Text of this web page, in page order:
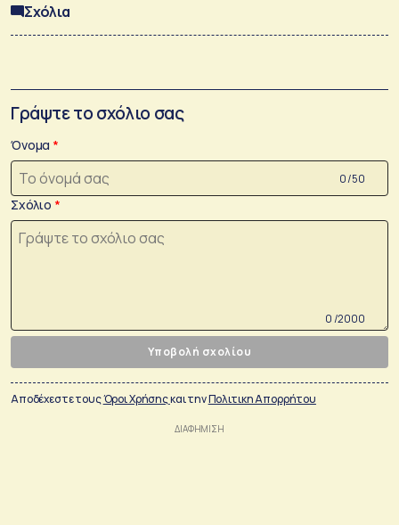
Σχόλια
Γράψτε το σχόλιο σας
Όνομα
0 /50
Σχόλιο
0 /2000
Υποβολή σχολίου
Αποδέχεστε τουςΌροι Χρήσηςκαι τηνΠολιτικη Απορρήτου